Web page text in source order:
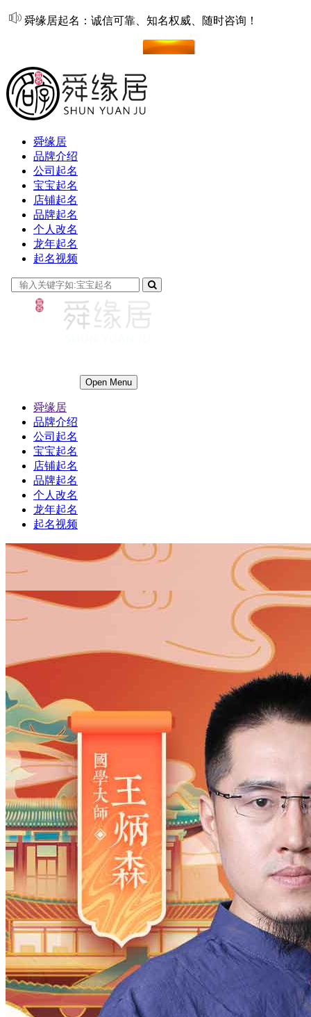
舜缘居起名：诚信可靠、知名权威、随时咨询！
舜缘居
品牌介绍
公司起名
宝宝起名
店铺起名
品牌起名
个人改名
龙年起名
起名视频
Open Menu
舜缘居
品牌介绍
公司起名
宝宝起名
店铺起名
品牌起名
个人改名
龙年起名
起名视频
男
男 女
出生时间
2026年 日16 时22分
年
2028
2027 2026 2025 2024
2023
2022
2021 2020 2019 2018
2015
2014 2013 2012 2011
2009
2008 2007 2006 2005
2003
2002
2001 2000 1999 1998
1997
1995 1994 1993 1991
1990
1989
1988 1987 1986 1985
1984
1983
1982 1981 1980 1979 1978
1977
1976
1975 1974 1973 1972
1971
1969 1968 1967 1966 1965
1964
1963
1962 1961 1960 1959
1958
1957
1956 1955 1953 1952
1951
1950
1949 1948 1947
1944
1943 1942 1941 1940 1939
1938
1937
1936 1935 1934 1933
1932